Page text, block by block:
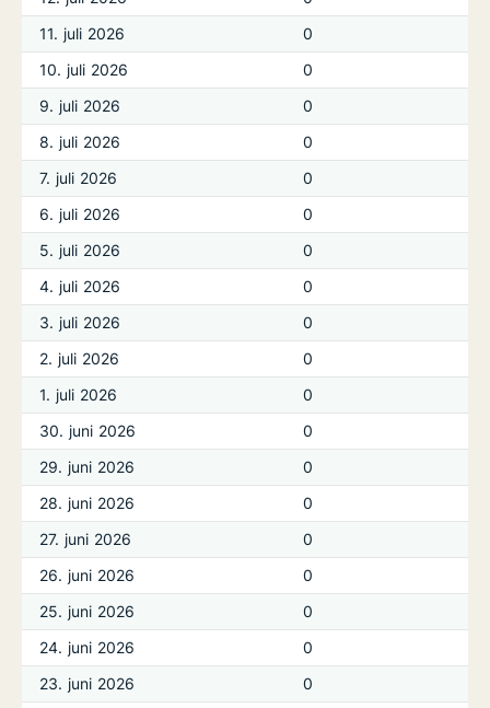
11. juli 2026
0
10. juli 2026
0
9. juli 2026
0
8. juli 2026
0
7. juli 2026
0
6. juli 2026
0
5. juli 2026
0
4. juli 2026
0
3. juli 2026
0
2. juli 2026
0
1. juli 2026
0
30. juni 2026
0
29. juni 2026
0
28. juni 2026
0
27. juni 2026
0
26. juni 2026
0
25. juni 2026
0
24. juni 2026
0
23. juni 2026
0